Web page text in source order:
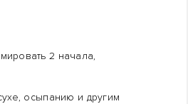
2 начала,
осыпанию и другим